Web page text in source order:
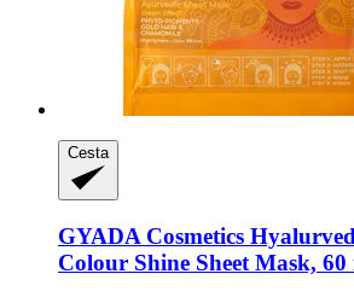
Cesta
GYADA Cosmetics
Colour Shine Sheet Mask, 60